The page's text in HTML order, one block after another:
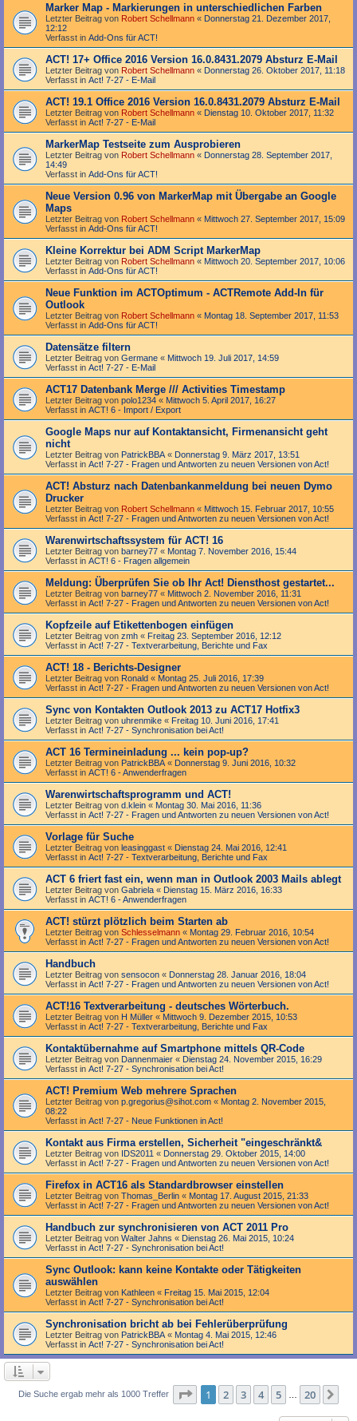
Marker Map - Markierungen in unterschiedlichen Farben
Letzter Beitrag von Robert Schellmann « Donnerstag 21. Dezember 2017,
12:12
Verfasst in Add-Ons für ACT!
ACT! 17+ Office 2016 Version 16.0.8431.2079 Absturz E-Mail
Letzter Beitrag von Robert Schellmann « Donnerstag 26. Oktober 2017, 11:18
Verfasst in Act! 7-27 - E-Mail
ACT! 19.1 Office 2016 Version 16.0.8431.2079 Absturz E-Mail
Letzter Beitrag von Robert Schellmann « Dienstag 10. Oktober 2017, 11:32
Verfasst in Act! 7-27 - E-Mail
MarkerMap Testseite zum Ausprobieren
Letzter Beitrag von Robert Schellmann « Donnerstag 28. September 2017,
14:49
Verfasst in Add-Ons für ACT!
Neue Version 0.96 von MarkerMap mit Übergabe an Google
Maps
Letzter Beitrag von Robert Schellmann « Mittwoch 27. September 2017, 15:09
Verfasst in Add-Ons für ACT!
Kleine Korrektur bei ADM Script MarkerMap
Letzter Beitrag von Robert Schellmann « Mittwoch 20. September 2017, 10:06
Verfasst in Add-Ons für ACT!
Neue Funktion im ACTOptimum - ACTRemote Add-In für
Outlook
Letzter Beitrag von Robert Schellmann « Montag 18. September 2017, 11:53
Verfasst in Add-Ons für ACT!
Datensätze filtern
Letzter Beitrag von Germane « Mittwoch 19. Juli 2017, 14:59
Verfasst in Act! 7-27 - E-Mail
ACT17 Datenbank Merge /// Activities Timestamp
Letzter Beitrag von polo1234 « Mittwoch 5. April 2017, 16:27
Verfasst in ACT! 6 - Import / Export
Google Maps nur auf Kontaktansicht, Firmenansicht geht
nicht
Letzter Beitrag von PatrickBBA « Donnerstag 9. März 2017, 13:51
Verfasst in Act! 7-27 - Fragen und Antworten zu neuen Versionen von Act!
ACT! Absturz nach Datenbankanmeldung bei neuen Dymo
Drucker
Letzter Beitrag von Robert Schellmann « Mittwoch 15. Februar 2017, 10:55
Verfasst in Act! 7-27 - Fragen und Antworten zu neuen Versionen von Act!
Warenwirtschaftssystem für ACT! 16
Letzter Beitrag von barney77 « Montag 7. November 2016, 15:44
Verfasst in ACT! 6 - Fragen allgemein
Meldung: Überprüfen Sie ob Ihr Act! Diensthost gestartet...
Letzter Beitrag von barney77 « Mittwoch 2. November 2016, 11:31
Verfasst in Act! 7-27 - Fragen und Antworten zu neuen Versionen von Act!
Kopfzeile auf Etikettenbogen einfügen
Letzter Beitrag von zmh « Freitag 23. September 2016, 12:12
Verfasst in Act! 7-27 - Text­­ver­arbei­tung, Berichte und Fax
ACT! 18 - Berichts-Designer
Letzter Beitrag von Ronald « Montag 25. Juli 2016, 17:39
Verfasst in Act! 7-27 - Fragen und Antworten zu neuen Versionen von Act!
Sync von Kontakten Outlook 2013 zu ACT17 Hotfix3
Letzter Beitrag von uhrenmike « Freitag 10. Juni 2016, 17:41
Verfasst in Act! 7-27 - Synchronisation bei Act!
ACT 16 Termineinladung ... kein pop-up?
Letzter Beitrag von PatrickBBA « Donnerstag 9. Juni 2016, 10:32
Verfasst in ACT! 6 - Anwender­fragen
Warenwirtschaftsprogramm und ACT!
Letzter Beitrag von d.klein « Montag 30. Mai 2016, 11:36
Verfasst in Act! 7-27 - Fragen und Antworten zu neuen Versionen von Act!
Vorlage für Suche
Letzter Beitrag von leasinggast « Dienstag 24. Mai 2016, 12:41
Verfasst in Act! 7-27 - Text­­ver­arbei­tung, Berichte und Fax
ACT 6 friert fast ein, wenn man in Outlook 2003 Mails ablegt
Letzter Beitrag von Gabriela « Dienstag 15. März 2016, 16:33
Verfasst in ACT! 6 - Anwender­fragen
ACT! stürzt plötzlich beim Starten ab
Letzter Beitrag von Schlesselmann « Montag 29. Februar 2016, 10:54
Verfasst in Act! 7-27 - Fragen und Antworten zu neuen Versionen von Act!
Handbuch
Letzter Beitrag von sensocon « Donnerstag 28. Januar 2016, 18:04
Verfasst in Act! 7-27 - Fragen und Antworten zu neuen Versionen von Act!
ACT!16 Textverarbeitung - deutsches Wörterbuch.
Letzter Beitrag von H Müller « Mittwoch 9. Dezember 2015, 10:53
Verfasst in Act! 7-27 - Text­­ver­arbei­tung, Berichte und Fax
Kontaktübernahme auf Smartphone mittels QR-Code
Letzter Beitrag von Dannenmaier « Dienstag 24. November 2015, 16:29
Verfasst in Act! 7-27 - Synchronisation bei Act!
ACT! Premium Web mehrere Sprachen
Letzter Beitrag von p.gregorius@sihot.com « Montag 2. November 2015,
08:22
Verfasst in Act! 7-27 - Neue Funktionen in Act!
Kontakt aus Firma erstellen, Sicherheit "eingeschränkt&
Letzter Beitrag von IDS2011 « Donnerstag 29. Oktober 2015, 14:00
Verfasst in Act! 7-27 - Fragen und Antworten zu neuen Versionen von Act!
Firefox in ACT16 als Standardbrowser einstellen
Letzter Beitrag von Thomas_Berlin « Montag 17. August 2015, 21:33
Verfasst in Act! 7-27 - Fragen und Antworten zu neuen Versionen von Act!
Handbuch zur synchronisieren von ACT 2011 Pro
Letzter Beitrag von Walter Jahns « Dienstag 26. Mai 2015, 10:24
Verfasst in Act! 7-27 - Synchronisation bei Act!
Sync Outlook: kann keine Kontakte oder Tätigkeiten
auswählen
Letzter Beitrag von Kathleen « Freitag 15. Mai 2015, 12:04
Verfasst in Act! 7-27 - Synchronisation bei Act!
Synchronisation bricht ab bei Fehlerüberprüfung
Letzter Beitrag von PatrickBBA « Montag 4. Mai 2015, 12:46
Verfasst in Act! 7-27 - Synchronisation bei Act!
Die Suche ergab mehr als 1000 Treffer Seite 1von 20
1 2 3 4 5 20